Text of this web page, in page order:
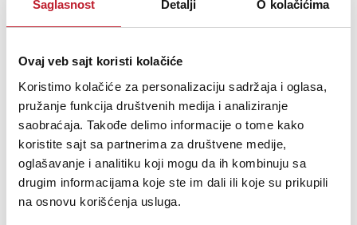
Saglasnost Detalji O kolačićima
Ovaj veb sajt koristi kolačiće
Koristimo kolačiće za personalizaciju sadržaja i oglasa,
pružanje funkcija društvenih medija i analiziranje
saobraćaja. Takođe delimo informacije o tome kako
koristite sajt sa partnerima za društvene medije,
oglašavanje i analitiku koji mogu da ih kombinuju sa
drugim informacijama koje ste im dali ili koje su prikupili
na osnovu korišćenja usluga.
Weight 6.2kg (13.7 lbs)
2 x 3030FSi Floor Stands
8 x Floor Spikes and Bolts
8 x Rubber Covers
1 x User Manual